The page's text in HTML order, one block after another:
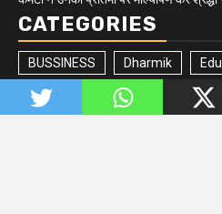
CATEGORIES
BUSSINESS Dharmik
Jharkhand/Bihar Matrimonial